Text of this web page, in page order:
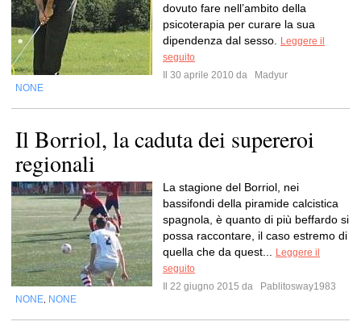
dovuto fare nell’ambito della
psicoterapia per curare la sua
dipendenza dal sesso.
Leggere il
seguito
Il 30 aprile 2010 da
Madyur
NONE
Il Borriol, la caduta dei supereroi
regionali
La stagione del Borriol, nei
bassifondi della piramide calcistica
spagnola, è quanto di più beffardo si
possa raccontare, il caso estremo di
quella che da quest...
Leggere il
seguito
Il 22 giugno 2015 da
Pablitosway1983
NONE NONE